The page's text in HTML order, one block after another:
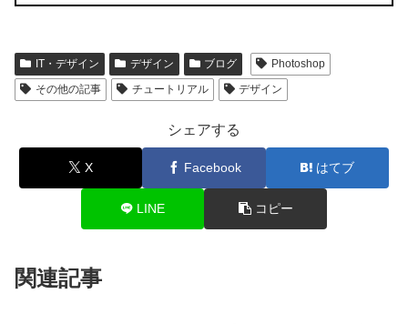
IT・デザイン デザイン ブログ
Photoshop
その他の記事
チュートリアル デザイン
シェアする
X Facebook はてブ
LINE コピー
関連記事